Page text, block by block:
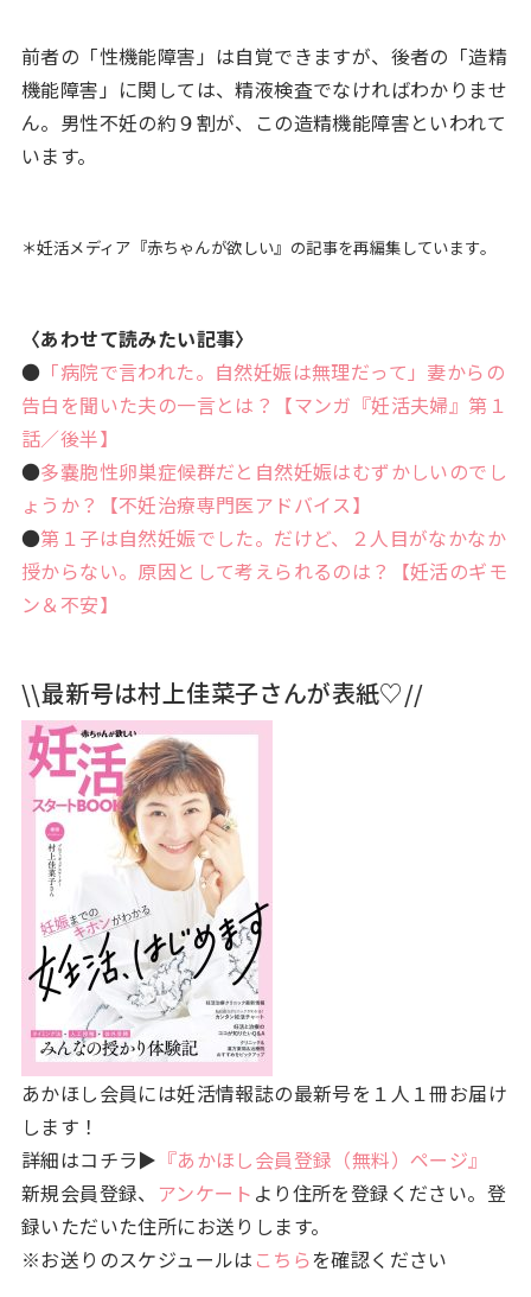
前者の「性機能障害」は自覚できますが、後者の「造精
機能障害」に関しては、精液検査でなければわかりませ
ん。男性不妊の約９割が、この造精機能障害といわれて
います。
＊妊活メディア『赤ちゃんが欲しい』の記事を再編集しています。
〈あわせて読みたい記事〉
● 「病院で言われた。自然妊娠は無理だって」妻からの
告白を聞いた夫の一言とは？【マンガ『妊活夫婦』第１
話／後半】
●多嚢胞性卵巣症候群だと自然妊娠はむずかしいのでし
ょうか？【不妊治療専門医アドバイス】
●第１子は自然妊娠でした。だけど、２人目がなかなか
授からない。原因として考えられるのは？【妊活のギモ
ン＆不安】
\\最新号は村上佳菜子さんが表紙♡//
あかほし会員には妊活情報誌の最新号を１人１冊お届け
します！
詳細はコチラ▶ 『あかほし会員登録（無料）ページ』
新規会員登録、 アンケート より住所を登録ください。登
録いただいた住所にお送りします。
※お送りのスケジュールは こちらを確認ください